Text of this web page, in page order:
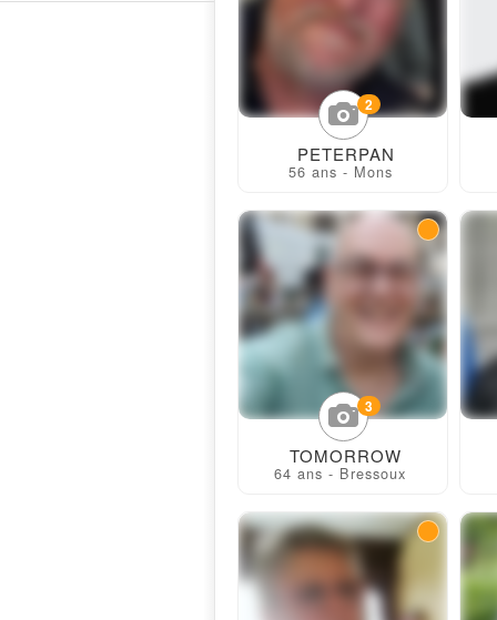
2
PETERPAN
56 ans - Mons
3
TOMORROW
64 ans - Bressoux